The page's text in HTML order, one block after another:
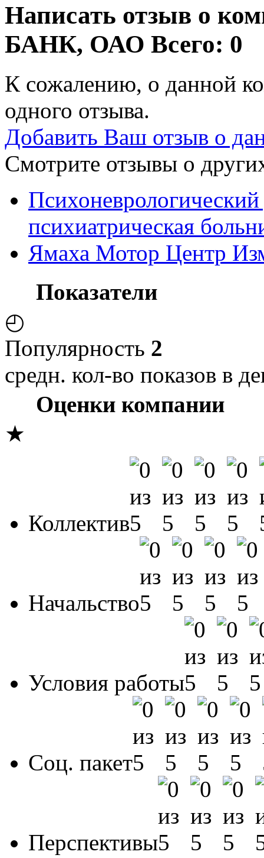
Написать отзыв о
БАНК, ОАО Всего: 0
К сожалению, о данной
одного отзыва.
Добавить Ваш отзыв о
Смотрите отзывы о
психиатрическая
Ямаха Мотор Центр
Показатели
◴
Популярность 2
средн. кол-во показов в
Оценки компании
★
Коллектив
Начальство
Условия работы
Соц. пакет
Перспективы